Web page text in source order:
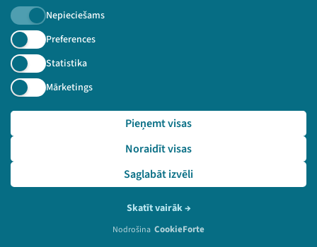
Nepieciešams
Preferences
Statistika
Mārketings
Saglabāt izvēli
Noraidīt visas
Pieņemt visas
Skatīt vairāk→
Nodrošina CookieForte
Norvēģu telts
Izrāde "Zinātnes teātra performance"